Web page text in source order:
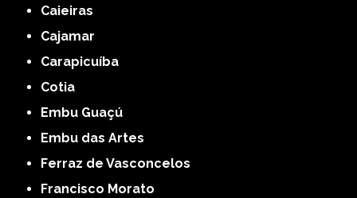
Caieiras
Cajamar
Carapicuíba
Cotia
Embu Guaçú
Embu das Artes
Ferraz de Vasconcelos
Francisco Morato